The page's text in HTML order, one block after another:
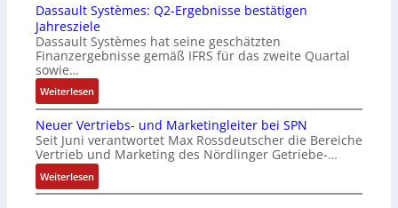
Dassault Systèmes: Q2-Ergebnisse bestätigen
Jahresziele
Dassault Systèmes hat seine geschätzten
Finanzergebnisse gemäß IFRS für das zweite Quartal
sowie…
Weiterlesen:
D
a
s
s
a
u
Neuer Vertriebs- und Marketingleiter bei SPN
Seit Juni verantwortet Max Rossdeutscher die Bereiche
Vertrieb und Marketing des Nördlinger Getriebe-…
Weiterlesen:
N